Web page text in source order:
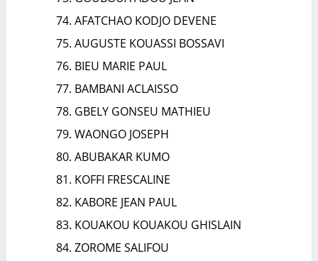
AFATCHAO KODJO DEVENE
AUGUSTE KOUASSI BOSSAVI
BIEU MARIE PAUL
BAMBANI ACLAISSO
GBELY GONSEU MATHIEU
WAONGO JOSEPH
ABUBAKAR KUMO
KOFFI FRESCALINE
KABORE JEAN PAUL
KOUAKOU KOUAKOU GHISLAIN
ZOROME SALIFOU